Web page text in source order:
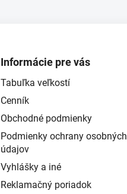
d
e
p
r
y
Informácie pre vás
Tabuľka veľkostí
Cenník
Obchodné podmienky
Podmienky ochrany osobných
údajov
Vyhlášky a iné
Reklamačný poriadok